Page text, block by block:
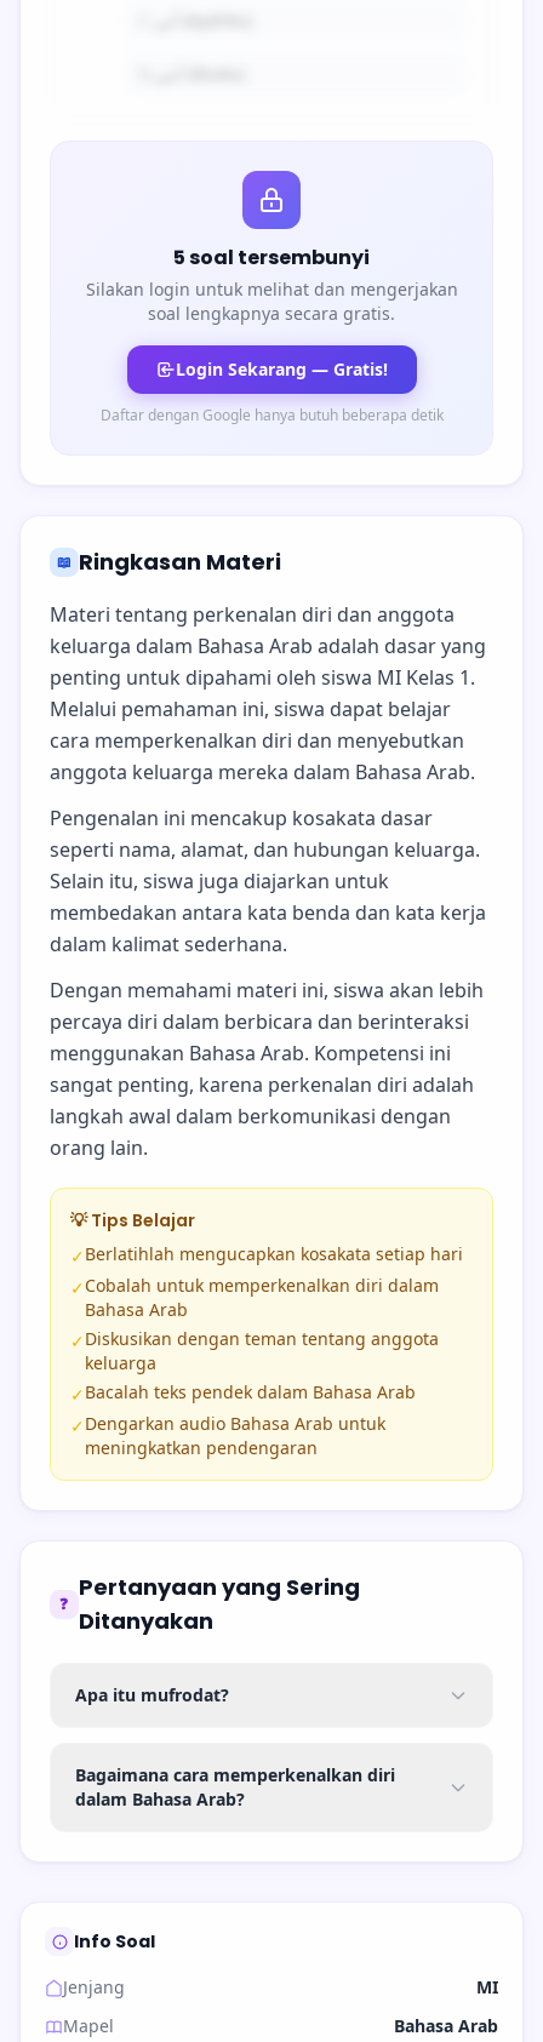
5 soal tersembunyi
Silakan login untuk melihat dan mengerjakan
soal lengkapnya secara gratis.
Login Sekarang — Gratis!
Daftar dengan Google hanya butuh beberapa detik
📖 Ringkasan Materi
Materi tentang perkenalan diri dan anggota
keluarga dalam Bahasa Arab adalah dasar yang
penting untuk dipahami oleh siswa MI Kelas 1.
Melalui pemahaman ini, siswa dapat belajar
cara memperkenalkan diri dan menyebutkan
anggota keluarga mereka dalam Bahasa Arab.
Pengenalan ini mencakup kosakata dasar
seperti nama, alamat, dan hubungan keluarga.
Selain itu, siswa juga diajarkan untuk
membedakan antara kata benda dan kata kerja
dalam kalimat sederhana.
Dengan memahami materi ini, siswa akan lebih
percaya diri dalam berbicara dan berinteraksi
menggunakan Bahasa Arab. Kompetensi ini
sangat penting, karena perkenalan diri adalah
langkah awal dalam berkomunikasi dengan
orang lain.
💡 Tips Belajar
✓Berlatihlah mengucapkan kosakata setiap hari
✓Cobalah untuk memperkenalkan diri dalam
Bahasa Arab
✓Diskusikan dengan teman tentang anggota
keluarga
✓Bacalah teks pendek dalam Bahasa Arab
✓Dengarkan audio Bahasa Arab untuk
meningkatkan pendengaran
❓
Pertanyaan yang Sering
Ditanyakan
Apa itu mufrodat?
Bagaimana cara memperkenalkan diri
dalam Bahasa Arab?
Info Soal
Jenjang
MI
Mapel
Bahasa Arab